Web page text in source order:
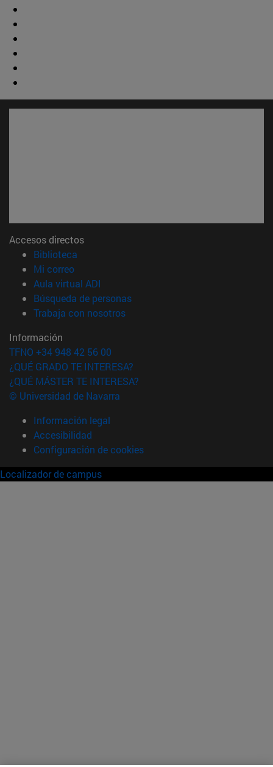
Accesos directos
Biblioteca
Mi correo(abre en nueva ventana)
Aula virtual ADI
Búsqueda de personas(abre en nueva ventana)
Trabaja con nosotros(abre en nueva ventana)
Información
TFNO +34 948 42 56 00
¿QUÉ GRADO TE INTERESA?
¿QUÉ MÁSTER TE INTERESA?
© Universidad de Navarra
Información legal
Accesibilidad
Configuración de cookies
Localizador de campus